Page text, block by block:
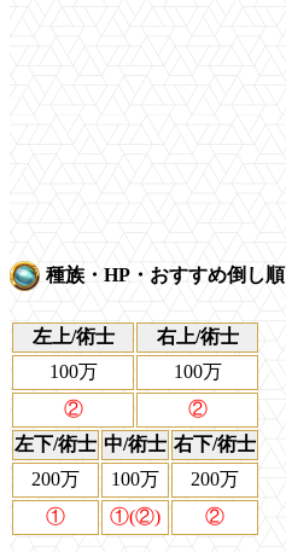
種族・HP・おすすめ倒し順
左上/術士
右上/術士
100万
100万
②
②
左下/術士 中/術士 右下/術士
200万
100万
200万
①
①(②) ②